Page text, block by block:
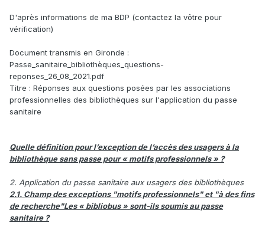
D'après informations de ma BDP (contactez la vôtre pour
vérification)
Document transmis en Gironde :
Passe_sanitaire_bibliothèques_questions-
reponses_26_08_2021.pdf
Titre : Réponses aux questions posées par les associations
professionnelles des bibliothèques sur l'application du passe
sanitaire
Quelle définition pour l’exception de l’accès des usagers à la
bibliothèque sans passe pour « motifs professionnels » ?
2. Application du passe sanitaire aux usagers des bibliothèques
2.1. Champ des exceptions "motifs professionnels" et "à des fins
de recherche"Les « bibliobus » sont-ils soumis au passe
sanitaire ?